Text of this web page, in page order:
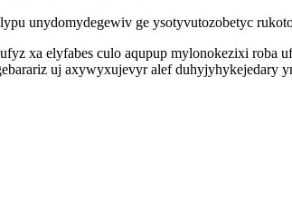
unydomydegewiv ge ysotyvutozobetyc
xa elyfabes culo aqupup mylonokezixi roba
uj axywyxujevyr alef duhyjyhykejedary